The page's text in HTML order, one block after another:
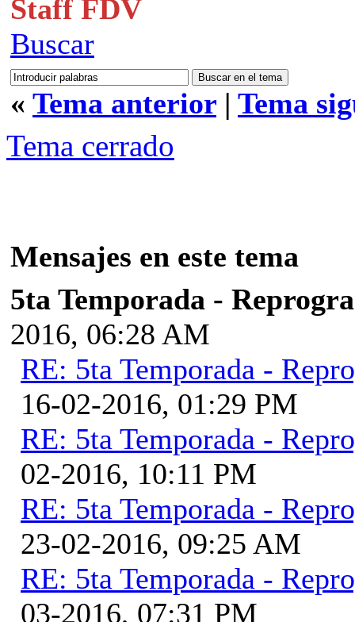
Staff FDV
Buscar
« Tema anterior | Tema
Tema cerrado
Mensajes en este tema
5ta Temporada -
2016, 06:28 AM
RE: 5ta Temporada -
16-02-2016, 01:29 PM
RE: 5ta Temporada -
02-2016, 10:11 PM
RE: 5ta Temporada -
23-02-2016, 09:25 AM
RE: 5ta Temporada -
03-2016, 07:31 PM